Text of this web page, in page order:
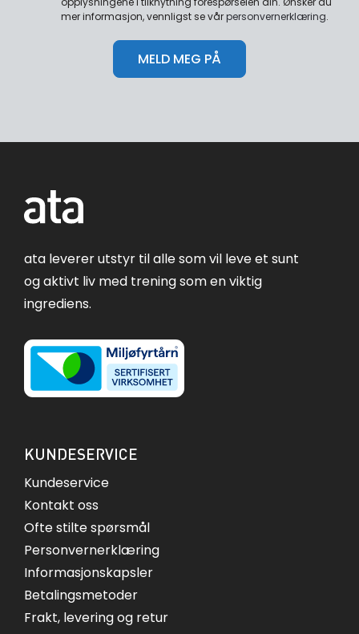
mer informasjon, vennligst se vårpersonvernerklæring.
ata leverer utstyr til alle som vil leve et sunt
og aktivt liv med trening som en viktig
ingrediens.
KUNDESERVICE
Kundeservice
Kontakt oss
Ofte stilte spørsmål
Personvernerklæring
Informasjonskapsler
Betalingsmetoder
Frakt, levering og retur